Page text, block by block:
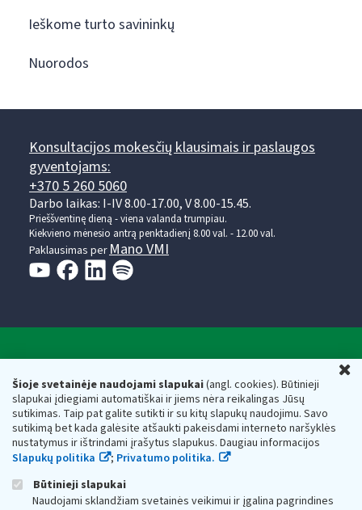
Šioje svetainėje naudojami slapukai(angl. cookies). Būtinieji
slapukai įdiegiami automatiškai ir jiems nėra reikalingas Jūsų
sutikimas. Taip pat galite sutikti ir su kitų slapukų naudojimu. Savo
sutikimą bet kada galėsite atšaukti pakeisdami interneto naršyklės
nustatymus ir ištrindami įrašytus slapukus. Daugiau informacijos
Slapukų politika
; Privatumo politika.
Būtinieji slapukai
Naudojami sklandžiam svetainės veikimui ir įgalina pagrindines
Ieškome turto savininkų
Nuorodos
Konsultacijos mokesčių klausimais ir paslaugos
gyventojams:
+370 5 260 5060
Darbo laikas: I-IV 8.00-17.00, V 8.00-15.45.
Prieššventinę dieną - viena valanda trumpiau.
Kiekvieno mėnesio antrą penktadienį 8.00 val. - 12.00 val.
Paklausimas perMano VMI
Valstybinė mokesčių inspekcija prie Lietuvos
Respublikos finansų ministerijos
Biudžetinė įstaiga. Juridinio asmens kodas — 188659752,
adresas: Vasario 16-osios g. 14, 01107 Vilnius, Lietuva, el.paštas:
vmi@vmi.lt , E. pristatymo dėžutės adresas 188659752
Duomenys apie Valstybinę mokesčių inspekciją prie Lietuvos
Respublikos finansų ministerijos kaupiami ir saugomi Juridinių